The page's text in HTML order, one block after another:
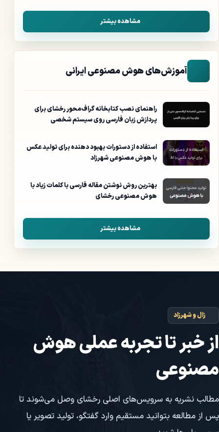
مشاهده بیشتر
آموزش‌های هوش مصنوعی ایرانی
راهنمای نصب کتابخانه گراف‌محور رخشای برای
پردازش زبان فارسی روی سیستم شخصی
استفاده از دستورات بهبود دهنده برای تولید عکس
با هوش مصنوعی شهرزاد
بهترین روش نوشتن مقاله فارسی با کلمات زیاد با
هوش مصنوعی رخشای
مشاهده بیشتر
زال و شهرزاد
از خبر تا تجربه عملی هوش
مصنوعی
مطالب نشریه به سرویس‌های اصلی رخشای وصل می‌شوند تا
پس از مطالعه بتوانید مستقیم وارد گفتگو، تولید تصویر یا